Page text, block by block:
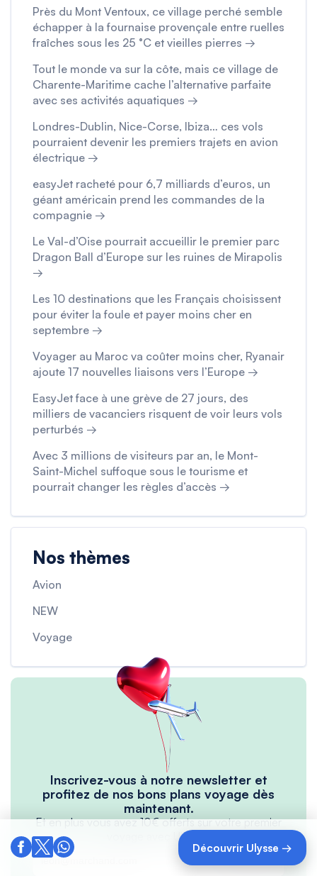
Découvrir Ulysse →
Près du Mont Ventoux, ce village perché semble
échapper à la fournaise provençale entre ruelles
fraîches sous les 25 °C et vieilles pierres →
Tout le monde va sur la côte, mais ce village de
Charente-Maritime cache l’alternative parfaite
avec ses activités aquatiques →
Londres-Dublin, Nice-Corse, Ibiza… ces vols
pourraient devenir les premiers trajets en avion
électrique →
easyJet racheté pour 6,7 milliards d’euros, un
géant américain prend les commandes de la
compagnie →
Le Val-d’Oise pourrait accueillir le premier parc
Dragon Ball d’Europe sur les ruines de Mirapolis
→
Les 10 destinations que les Français choisissent
pour éviter la foule et payer moins cher en
septembre →
Voyager au Maroc va coûter moins cher, Ryanair
ajoute 17 nouvelles liaisons vers l’Europe →
EasyJet face à une grève de 27 jours, des
milliers de vacanciers risquent de voir leurs vols
perturbés →
Avec 3 millions de visiteurs par an, le Mont-
Saint-Michel suffoque sous le tourisme et
pourrait changer les règles d’accès →
Nos thèmes
Avion
NEW
Voyage
Inscrivez-vous à notre newsletter et
profitez de nos bons plans voyage dès
maintenant.
Et en plus vous avez 10€ offerts sur votre premier
voyage avec Ulysse !